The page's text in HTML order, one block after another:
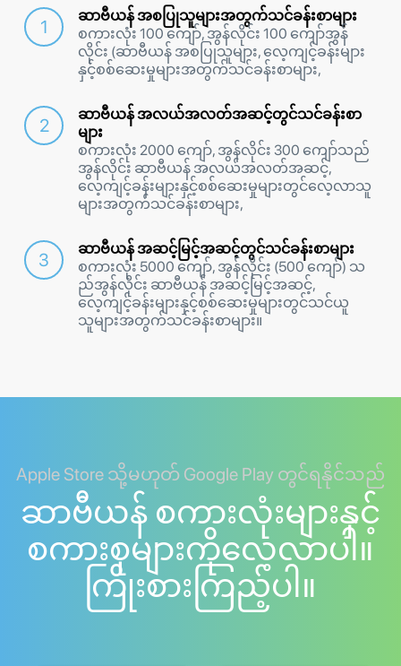
ဆာဗီယန် အစပြုသူများအတွက်သင်ခန်းစာများ
စကားလုံး 100 ကျော်, အွန်လိုင်း 100 ကျော်အွန်
လိုင်း (ဆာဗီယန် အစပြုသူများ, လေ့ကျင့်ခန်းများ
နှင့်စစ်ဆေးမှုများအတွက်သင်ခန်းစာများ,
ဆာဗီယန် အလယ်အလတ်အဆင့်တွင်သင်ခန်းစာ
များ
စကားလုံး 2000 ကျော်, အွန်လိုင်း 300 ကျော်သည်
အွန်လိုင်း ဆာဗီယန် အလယ်အလတ်အဆင့်,
လေ့ကျင့်ခန်းများနှင့်စစ်ဆေးမှုများတွင်လေ့လာသူ
များအတွက်သင်ခန်းစာများ,
ဆာဗီယန် အဆင့်မြင့်အဆင့်တွင်သင်ခန်းစာများ
စကားလုံး 5000 ကျော်, အွန်လိုင်း (500 ကျော်) သ
ည်အွန်လိုင်း ဆာဗီယန် အဆင့်မြင့်အဆင့်,
လေ့ကျင့်ခန်းများနှင့်စစ်ဆေးမှုများတွင်သင်ယူ
သူများအတွက်သင်ခန်းစာများ။
Apple Store သို့မဟုတ် Google Play တွင်ရနိုင်သည်
ဆာဗီယန် စကားလုံးများနှင့်
စကားစုများကိုလေ့လာပါ။
ကြိုးစားကြည့်ပါ။